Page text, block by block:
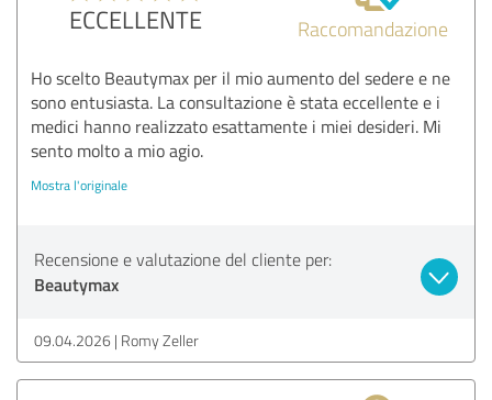
ECCELLENTE Raccomandazione
Ho scelto Beautymax per il mio aumento del sedere e ne
sono entusiasta. La consultazione è stata eccellente e i
medici hanno realizzato esattamente i miei desideri. Mi
sento molto a mio agio.
Mostra l'originale
Recensione e valutazione del cliente per:
Beautymax
09.04.2026 Romy Zeller